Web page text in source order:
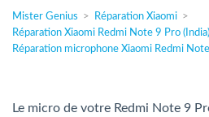
Mister Genius
Réparation Xiaomi
Réparation Xiaomi Redmi Note 9 Pro (India)
Réparation microphone Xiaomi Redmi
Le micro de votre Redmi Note 9